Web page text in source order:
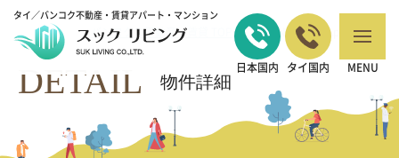
タイ／バンコク不動産・賃貸アパート・マンション
日本国内 タイ国内 MENU
バンコクの不動産・賃貸 TOP > 3 BED> Neo Aree Apartment
DETAIL 物件詳細